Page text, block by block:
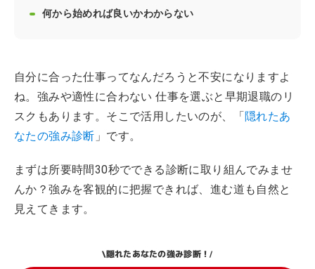
何から始めれば良いかわからない
自分に合った仕事ってなんだろうと不安になりますよ
ね。強みや適性に合わない 仕事を選ぶと早期退職のリ
スクもあります。そこで活用したいのが、「隠れたあ
なたの強み診断 」です。
まずは所要時間30秒でできる診断に取り組んでみませ
んか？強みを客観的に把握できれば、進む道も自然と
見えてきます。
\隠れたあなたの強み診断！/